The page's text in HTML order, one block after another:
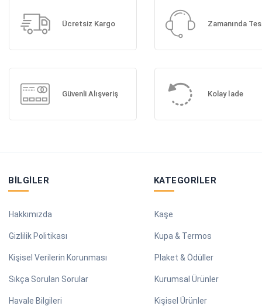
Ücretsiz Kargo Zamanında
Güvenli Alışveriş Kolay İade
BILGILER
Hakkımızda
Gizlilik Politikası
Kişisel Verilerin Korunması
Sıkça Sorulan Sorular
Havale Bilgileri
KATEGORILER
Kaşe
Kupa & Termos
Plaket & Ödüller
Kurumsal Ürünler
Kişisel Ürünler